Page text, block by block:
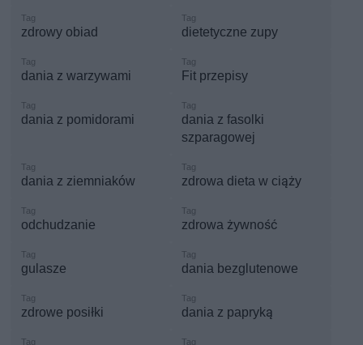
zdrowy obiad dietetyczne zupy
dania z warzywami Fit przepisy
dania z pomidorami
dania z fasolki
szparagowej
dania z ziemniaków zdrowa dieta w ciąży
odchudzanie zdrowa żywność
gulasze dania bezglutenowe
zdrowe posiłki dania z papryką